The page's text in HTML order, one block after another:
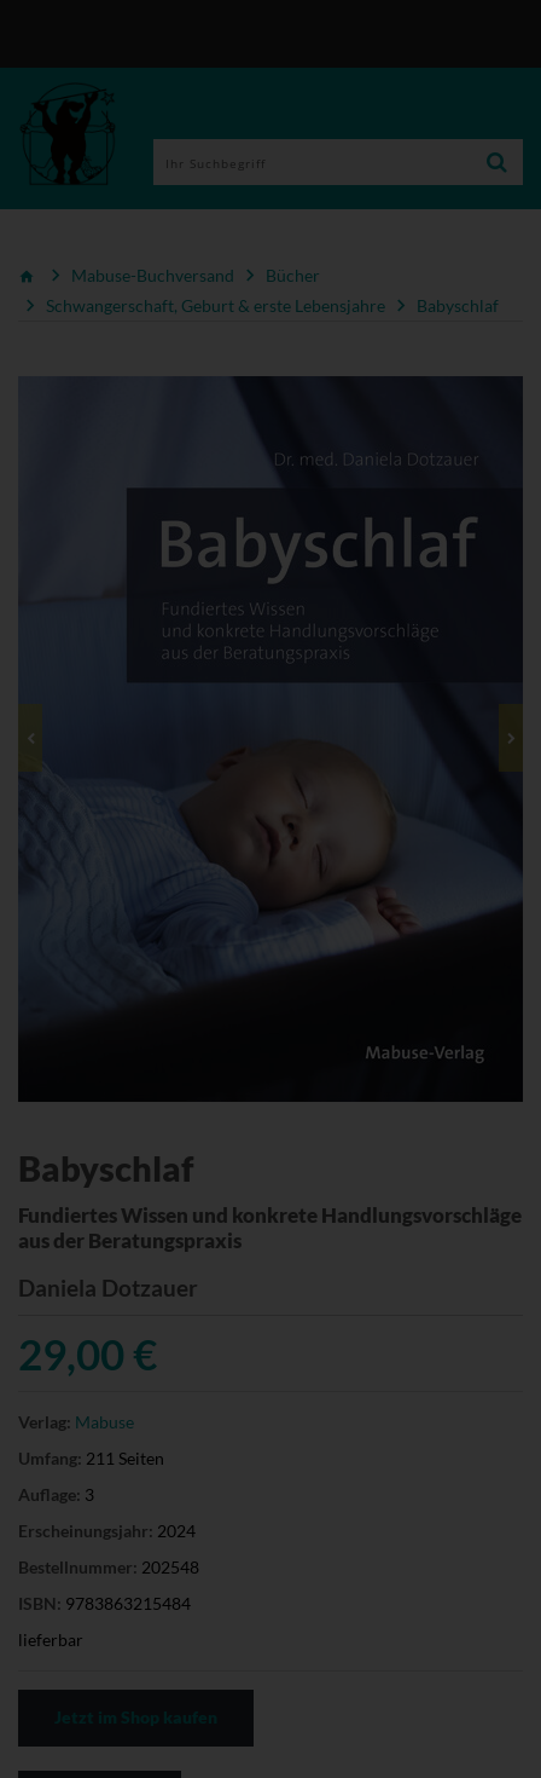
Mabuse-Buchversand
Bücher
Schwangerschaft, Geburt & erste Lebensjahre
Babyschlaf
Babyschlaf
Fundiertes Wissen und konkrete Handlungsvorschläge
aus der Beratungspraxis
Daniela Dotzauer
29,00 €
Verlag: Mabuse
Umfang: 211 Seiten
Auflage: 3
Erscheinungsjahr: 2024
Bestellnummer: 202548
ISBN: 9783863215484
lieferbar